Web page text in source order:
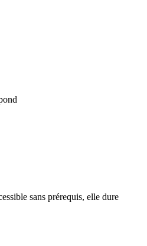
sans prérequis, elle dure